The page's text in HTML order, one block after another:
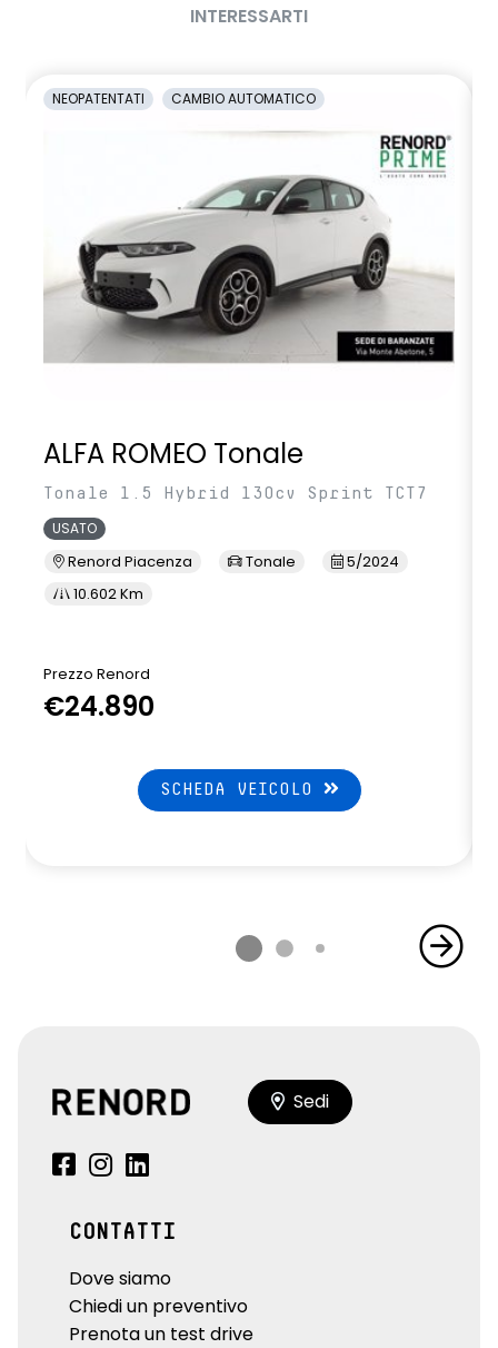
INTERESSARTI
NEOPATENTATI CAMBIO AUTOMATICO
ALFA ROMEO Tonale
Tonale 1.5 Hybrid 130cv Sprint TCT7
USATO
Renord Piacenza Tonale
5/2024
10.602 Km
Prezzo Renord
€24.890
SCHEDA VEICOLO
Sedi
CONTATTI
Dove siamo
Chiedi un preventivo
Prenota un test drive